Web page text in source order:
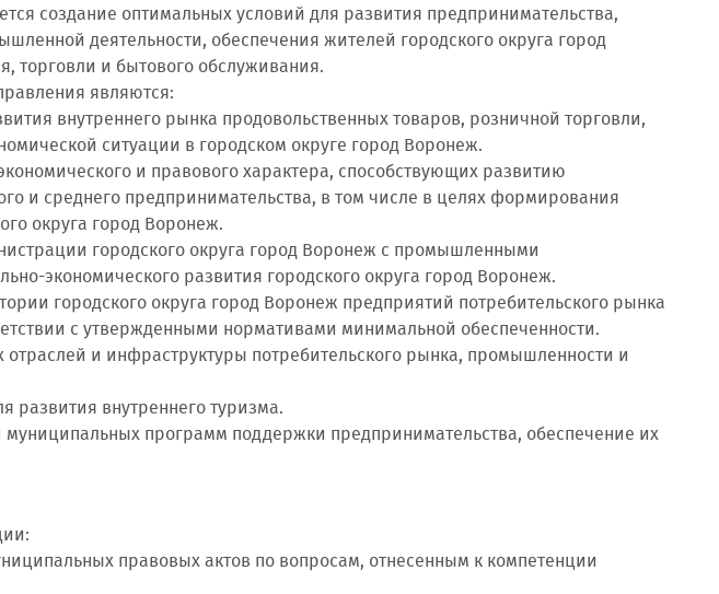
создание оптимальных условий для развития предпринимательства,
деятельности, обеспечения жителей городского округа город
торговли и бытового обслуживания.
являются:
внутреннего рынка продовольственных товаров, розничной торговли,
ситуации в городском округе город Воронеж.
и правового характера, способствующих развитию
и среднего предпринимательства, в том числе в целях формирования
округа город Воронеж.
городского округа город Воронеж с промышленными
экономического развития городского округа город Воронеж.
городского округа город Воронеж предприятий потребительского рынка
с утвержденными нормативами минимальной обеспеченности.
и инфраструктуры потребительского рынка, промышленности и
развития внутреннего туризма.
муниципальных программ поддержки предпринимательства, обеспечение их
правовых актов по вопросам, отнесенным к компетенции